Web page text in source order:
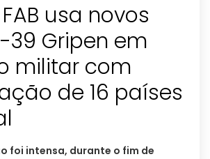
FAB usa novos
39 Gripen em
militar com
de 16 países
foi intensa, durante o fim de